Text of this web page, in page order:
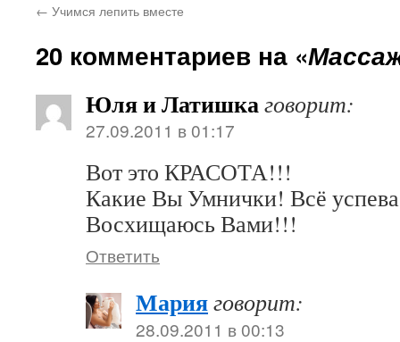
← Учимся лепить вместе
20 комментариев на «
Юля и Латишкаговорит:
27.09.2011 в 01:17
Вот это КРАСОТА!!!
Какие Вы Умнички! Всё
Восхищаюсь Вами!!!
Ответить
Марияговорит:
28.09.2011 в 00:13